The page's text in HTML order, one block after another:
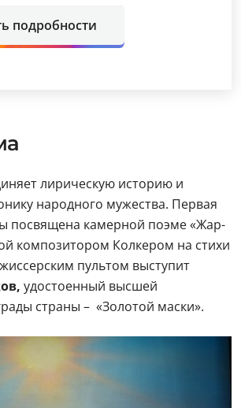
подробности
лирическую историю и
народного мужества. Первая
посвящена камерной поэме «Жар-
композитором Колкером на стихи
пультом выступит
удостоенный высшей
страны – «Золотой маски».